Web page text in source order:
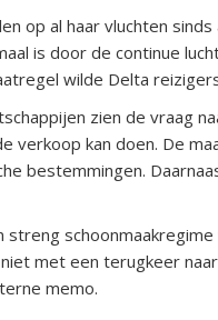
op al haar vluchten
is door de continue
wilde Delta
zien de vraag
verkoop kan doen. De
bestemmingen.
streng
met een terugkeer
memo.